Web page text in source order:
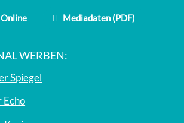
Online Mediadaten (PDF)
WERBEN:
Spiegel
Echo